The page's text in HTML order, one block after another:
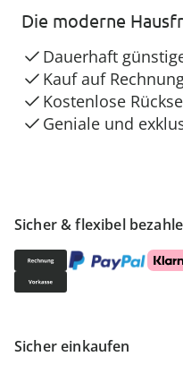
Sicher & flexibel
Sicher einkaufen
Die moderne
Dauerhaft
Kauf auf
Kostenlose
Geniale und